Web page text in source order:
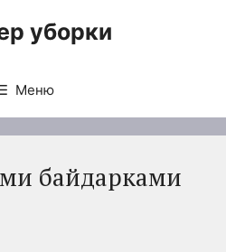
уборки
Меню
байдарками